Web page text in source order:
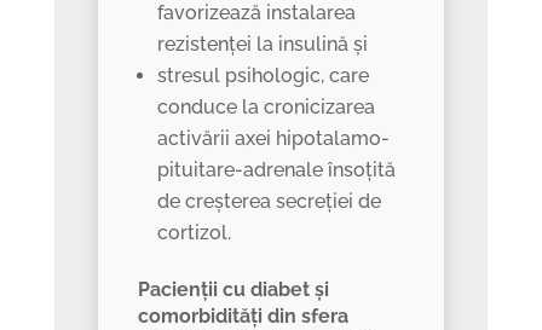
favorizează instalarea
rezistenței la insulină și
stresul psihologic, care
conduce la cronicizarea
activării axei hipotalamo-
pituitare-adrenale însoțită
de creșterea secreției de
cortizol.
Pacienții cu diabet și
comorbidități din sfera